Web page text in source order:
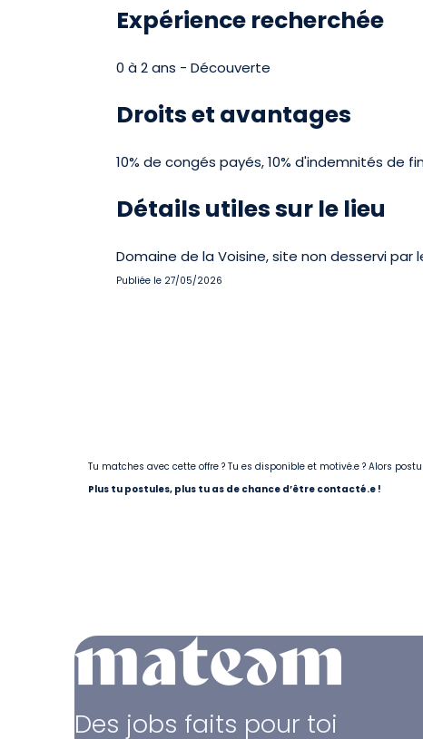
Expérience recherchée
0 à 2 ans - Découverte
Droits et avantages
10% de congés payés, 10% d'indemnités de
Détails utiles sur le lieu
Domaine de la Voisine, site non desservi
Publiée le 27/05/2026
Tu matches avec cette offre ? Tu es disponible et motivé.e ? Alors
Plus tu postules, plus tu as de chance d’être contacté.e !
Des jobs faits pour toi